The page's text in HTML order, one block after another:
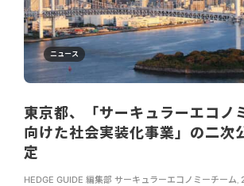
ニュース
東京都、「サーキュラーエコノ
向けた社会実装化事業」の二次
定
HEDGE GUIDE 編集部 サーキュラーエコノミーチーム